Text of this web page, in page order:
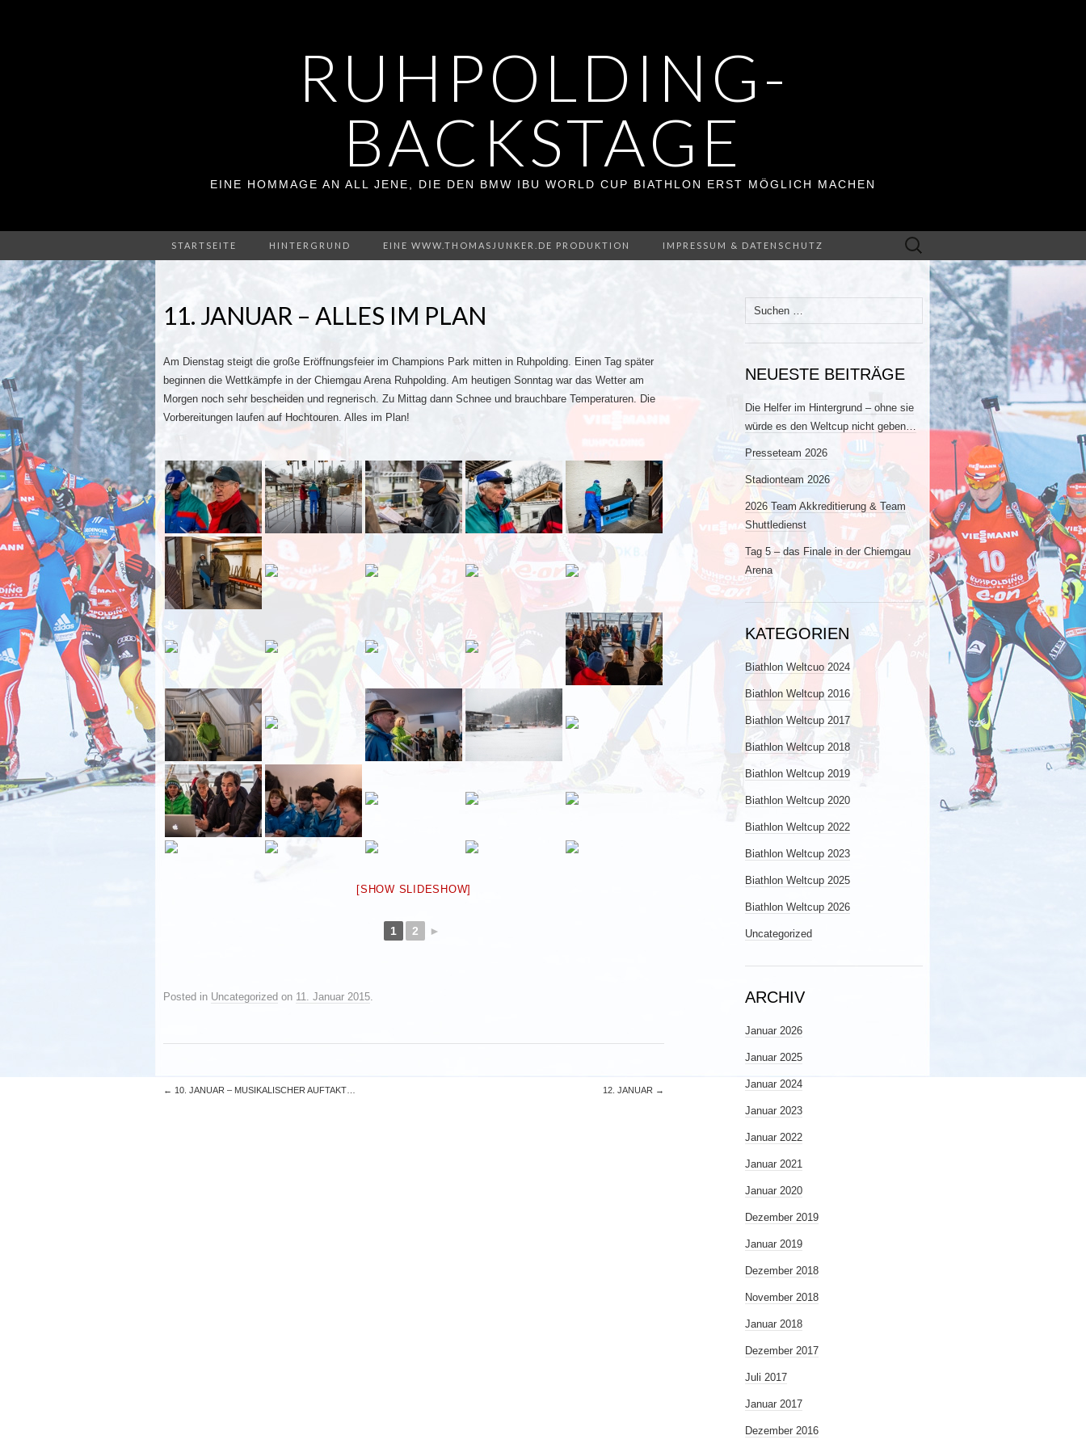
RUHPOLDING-
BACKSTAGE
EINE HOMMAGE AN ALL JENE, DIE DEN BMW IBU WORLD CUP BIATHLON ERST MÖGLICH MACHEN
STARTSEITE HINTERGRUND EINE WWW.THOMASJUNKER.DE PRODUKTION IMPRESSUM & DATENSCHUTZ
Suchen
nach:
11. JANUAR – ALLES IM PLAN
Am Dienstag steigt die große Eröffnungsfeier im Champions Park mitten in Ruhpolding. Einen Tag später
beginnen die Wettkämpfe in der Chiemgau Arena Ruhpolding. Am heutigen Sonntag war das Wetter am
Morgen noch sehr bescheiden und regnerisch. Zu Mittag dann Schnee und brauchbare Temperaturen. Die
Vorbereitungen laufen auf Hochtouren. Alles im Plan!
[SHOW SLIDESHOW]
1 2 ►
Posted in Uncategorized on 11. Januar 2015.
← 10. JANUAR – MUSIKALISCHER AUFTAKT… 12. JANUAR →
Suchen
nach:
NEUESTE BEITRÄGE
Die Helfer im Hintergrund – ohne sie
würde es den Weltcup nicht geben…
Presseteam 2026
Stadionteam 2026
2026 Team Akkreditierung & Team
Shuttledienst
Tag 5 – das Finale in der Chiemgau
Arena
KATEGORIEN
Biathlon Weltcuo 2024
Biathlon Weltcup 2016
Biathlon Weltcup 2017
Biathlon Weltcup 2018
Biathlon Weltcup 2019
Biathlon Weltcup 2020
Biathlon Weltcup 2022
Biathlon Weltcup 2023
Biathlon Weltcup 2025
Biathlon Weltcup 2026
Uncategorized
ARCHIV
Januar 2026
Januar 2025
Januar 2024
Januar 2023
Januar 2022
Januar 2021
Januar 2020
Dezember 2019
Januar 2019
Dezember 2018
November 2018
Januar 2018
Dezember 2017
Juli 2017
Januar 2017
Dezember 2016